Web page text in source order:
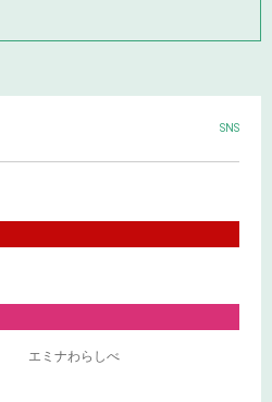
SNS
エミナわらしべ